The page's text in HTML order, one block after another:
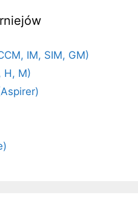
IM, SIM, GM)
H, M)